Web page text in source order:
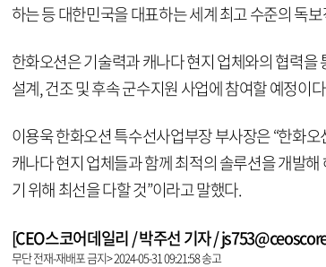
하는 등 대한민국을 대표하는 세계 최고 수준의 독
한화오션은 기술력과 캐나다 현지 업체와의 협력
설계, 건조 및 후속 군수지원 사업에 참여할 예정이
이용욱 한화오션 특수선사업부장 부사장은 “한화
캐나다 현지 업체들과 함께 최적의 솔루션을 개발
기 위해 최선을 다할 것”이라고 말했다.
[CEO스코어데일리 / 박주선 기자 /
무단 전재-재배포 금지> 2024-05-31 09:21:58 송고